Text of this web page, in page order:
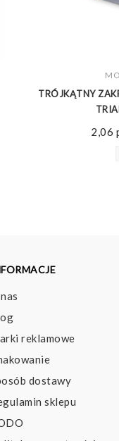
TRÓJKĄTNY
2,06
reklamowe
dostawy
sklepu